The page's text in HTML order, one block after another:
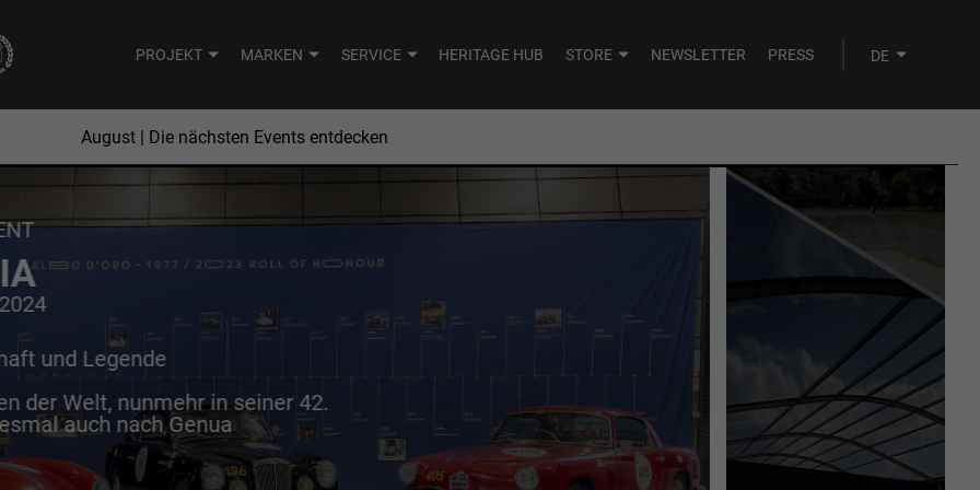
PROJEKT MARKEN SERVICE HERITAGE HUB STORE NEWSLETTER PRESS
Arts &
JUNI AUGUST SEPTEMBER
3
10 11
17 18 19
24 26
31 2
9
10 11 12 13 14 15 16
17 18 19 20 21 22 23
August| Die nächsten Events entdecken
und Legende
der Welt, nunmehr in seiner 42.
auch nach Genua